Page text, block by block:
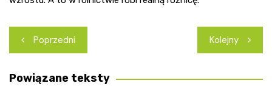
Nawigacja
wpisu
Poprzedni Kolejny
Powiązane teksty